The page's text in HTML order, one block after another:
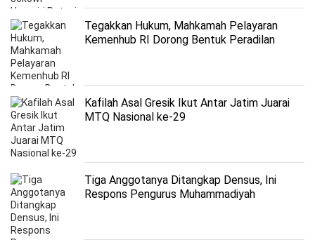
Tegakkan Hukum, Mahkamah Pelayaran
Kemenhub RI Dorong Bentuk Peradilan
Kafilah Asal Gresik Ikut Antar Jatim Juarai
MTQ Nasional ke-29
Tiga Anggotanya Ditangkap Densus, Ini
Respons Pengurus Muhammadiyah